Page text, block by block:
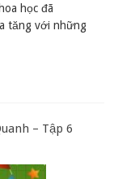
học đã
tăng với những
– Tập 6